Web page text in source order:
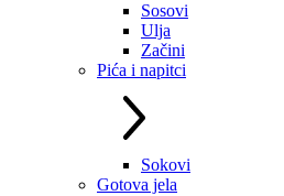
Sosovi
Ulja
Začini
Pića i napitci
Sokovi
Gotova jela